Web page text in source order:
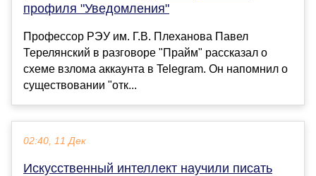
профиля "Уведомления"
Профессор РЭУ им. Г.В. Плеханова Павел
Терелянский в разговоре "Прайм" рассказал о
схеме взлома аккаунта в Telegram. Он напомнил о
существовании "отк...
02:40, 11 Дек
Искусственный интеллект научили писать